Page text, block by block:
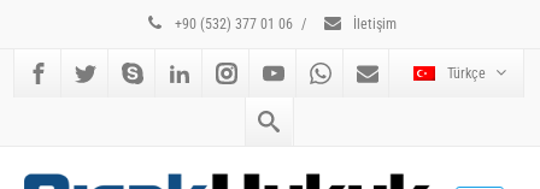
+90 (532) 377 01 06 / İletişim
Türkçe